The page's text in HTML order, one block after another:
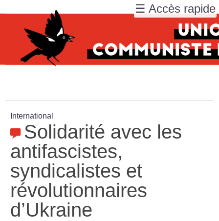
International
Solidarité avec les
antifascistes,
syndicalistes et
révolutionnaires
d’Ukraine
☰ Accès rapide